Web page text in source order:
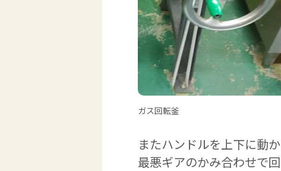
ガス回転釜
またハンドルを上下に動
最悪ギアのかみ合わせで